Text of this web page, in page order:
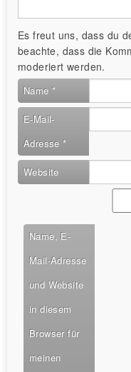
Es freut uns, dass du
beachte, dass die
moderiert werden.
Name *
E-Mail-
Adresse*
Website
Name, E-
Mail-Adresse
und Website
in diesem
Browser für
meinen